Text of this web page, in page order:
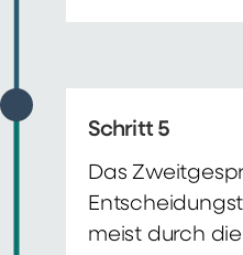
Schritt 5
Das
meist durch